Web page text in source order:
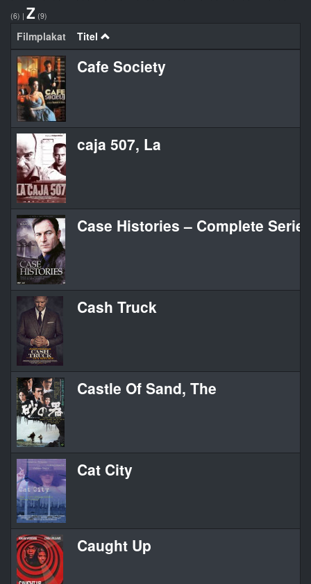
(6) | Z (9)
Filmplakat Titel
Cafe Society
caja 507, La
Case Histories – Complete
Cash Truck
Castle Of Sand, The
Cat City
Caught Up